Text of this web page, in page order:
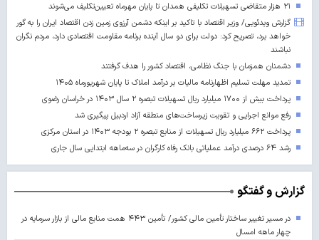
۲۱ هزار متقاضی تسهیلات تکلیفی همدان تا پایان مهرماه تعیین‌تکلیف می‌شوند
گزارش ویدئویی/ وزیر اقتصاد با تاکید بر اینکه دشمن آرزوی زمین زدن اقتصاد ایران را به گور
خواهد برد، تصریح کرد: دولت برای دو سال آینده برنامه مقاومت اقتصادی دارد، مردم نگران
نباشند
دشمنان همزمان با جنگ نظامی، اقتصاد کشور را هدف گرفتند
تمدید مهلت تسلیم اظهارنامه مالیات بر درآمد املاک تا پایان شهریورماه ۱۴۰۵
پرداخت بیش از ۱۷۰۰ میلیارد ریال تسهیلات تبصره ۲ سال ۱۴۰۳ در خراسان رضوی
رفع موانع اجرایی و تقویت زیرساخت‌های منطقه آزاد اردبیل پیگیری شد
پرداخت ۶۶۲ میلیارد ریال تسهیلات از منابع تبصره ۲ بودجه ۱۴۰۳ در استان مرکزی
رشد ۶۴ درصدی درآمد عملیاتی بانک رفاه کارگران در سه‌ماهه ابتدایی سال جاری
گزارش و گفتگو
در مسیر تغییر ساختار تأمین مالی کشور/ تأمین ۴۴۳ همت منابع مالی از بازار سرمایه در
چهار ماهه امسال